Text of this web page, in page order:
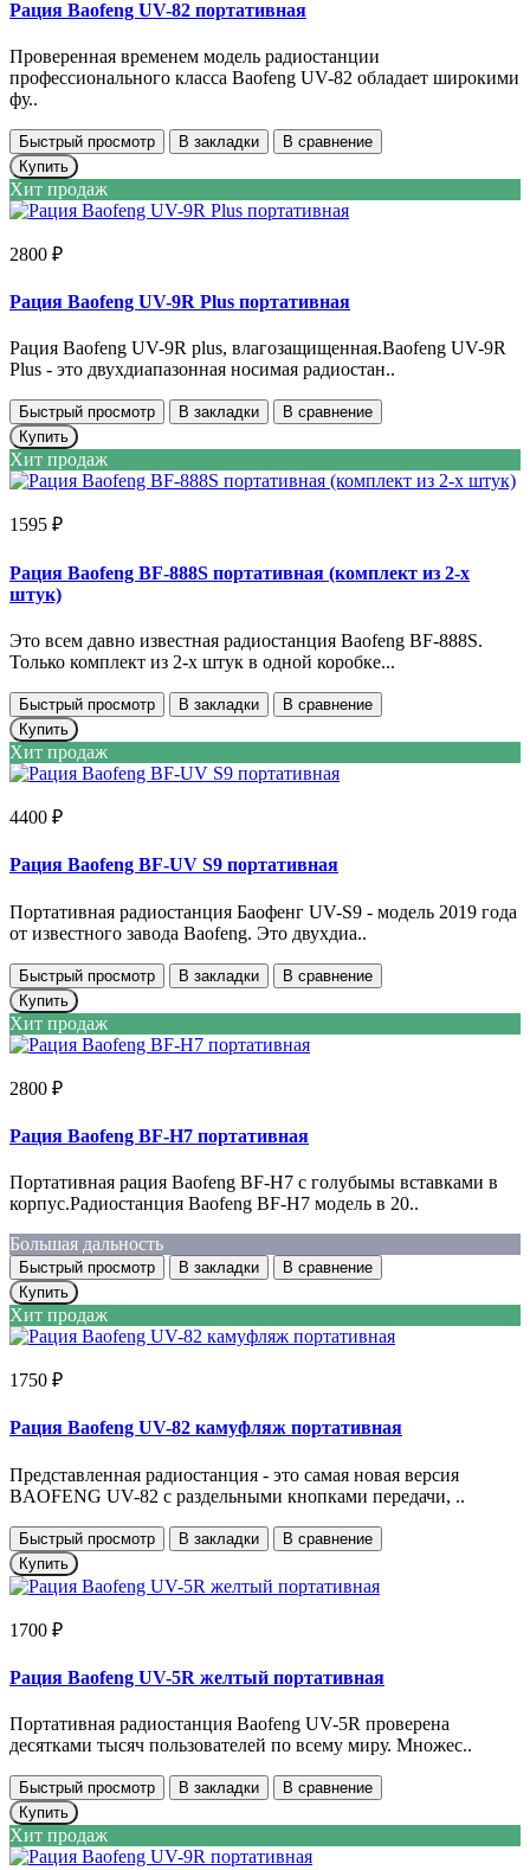
Рация Baofeng UV-82 портативная
Проверенная временем модель радиостанции
профессионального класса Baofeng UV-82 обладает широкими
фу..
Быстрый просмотр В закладки
В сравнение
Купить
Хит продаж
2800 ₽
Рация Baofeng UV-9R Plus портативная
Рация Baofeng UV-9R plus, влагозащищенная.Baofeng UV-9R
Plus - это двухдиапазонная носимая радиостан..
Быстрый просмотр В закладки
В сравнение
Купить
Хит продаж
1595 ₽
Рация Baofeng BF-888S портативная (комплект из 2-х
штук)
Это всем давно известная радиостанция Baofeng BF-888S.
Только комплект из 2-х штук в одной коробке...
Быстрый просмотр В закладки
В сравнение
Купить
Хит продаж
4400 ₽
Рация Baofeng BF-UV S9 портативная
Портативная радиостанция Баофенг UV-S9 - модель 2019 года
от известного завода Baofeng. Это двухдиа..
Быстрый просмотр В закладки
В сравнение
Купить
Хит продаж
2800 ₽
Рация Baofeng BF-H7 портативная
Портативная рация Baofeng BF-H7 с голубымы вставками в
корпус.Радиостанция Baofeng BF-H7 модель в 20..
Большая дальность
Быстрый просмотр В закладки
В сравнение
Купить
Хит продаж
1750 ₽
Рация Baofeng UV-82 камуфляж портативная
Представленная радиостанция - это самая новая версия
BAOFENG UV-82 c раздельными кнопками передачи, ..
Быстрый просмотр В закладки
В сравнение
Купить
1700 ₽
Рация Baofeng UV-5R желтый портативная
Портативная радиостанция Baofeng UV-5R проверена
десятками тысяч пользователей по всему миру. Множес..
Быстрый просмотр В закладки
В сравнение
Купить
Хит продаж